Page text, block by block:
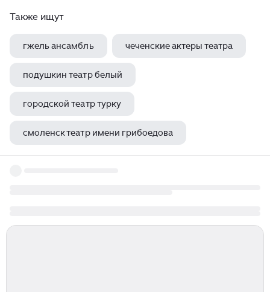
Также ищут
гжель ансамбль чеченские актеры театра
подушкин театр белый
городской театр турку
смоленск театр имени грибоедова